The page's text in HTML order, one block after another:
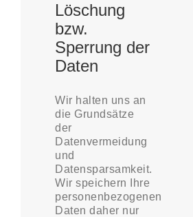
Löschung
bzw.
Sperrung der
Daten
Wir halten uns an
die Grundsätze
der
Datenvermeidung
und
Datensparsamkeit.
Wir speichern Ihre
personenbezogenen
Daten daher nur